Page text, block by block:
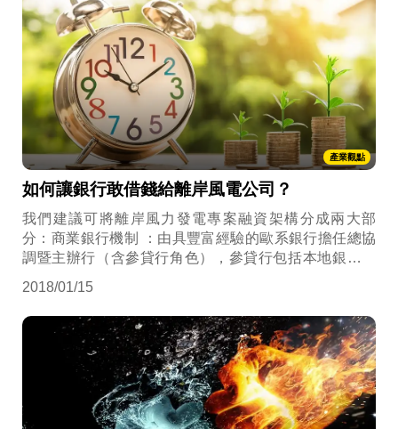
產業觀點
如何讓銀行敢借錢給離岸風電公司？
我們建議可將離岸風力發電專案融資架構分成兩大部
分：商業銀行機制 ：由具豐富經驗的歐系銀行擔任總協
調暨主辦行（含參貸行角色），參貸行包括本地銀行及
貸機構例如丹麥出口信貸機構（EKF）、歐洲投資銀行
（EIB）與外商銀行提供保證或貸款。
2018/01/15